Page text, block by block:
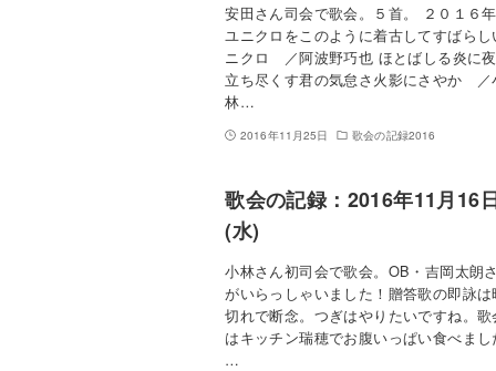
安田さん司会で歌会。５首。 ２０１６
ユニクロをこのように着古してすばらし
ニクロ ／阿波野巧也 ほとばしる炎に
立ち尽くす君の気怠さ火影にさやか ／
林…
2016年11月25日 歌会の記録2016
歌会の記録：2016年11月16
(水)
小林さん初司会で歌会。OB・吉岡太朗
がいらっしゃいました！贈答歌の即詠は
切れで断念。つぎはやりたいですね。歌
はキッチン瑞穂でお腹いっぱい食べまし
…